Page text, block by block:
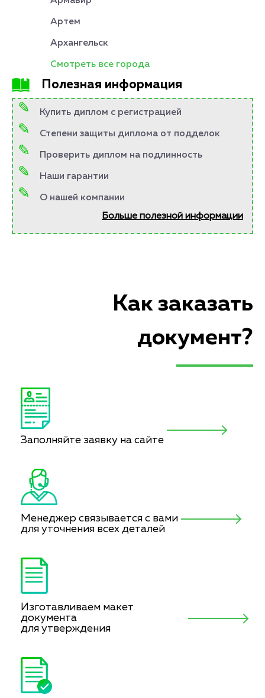
Артем
Архангельск
Смотреть все города
Полезная информация
Купить диплом с регистрацией
Степени защиты диплома от подделок
Проверить диплом на подлинность
Наши гарантии
О нашей компании
Больше полезной информации
Как заказать
документ?
Заполняйте заявку на сайте
Менеджер связывается с вами
для уточнения всех деталей
Изготавливаем макет
документа
для утверждения